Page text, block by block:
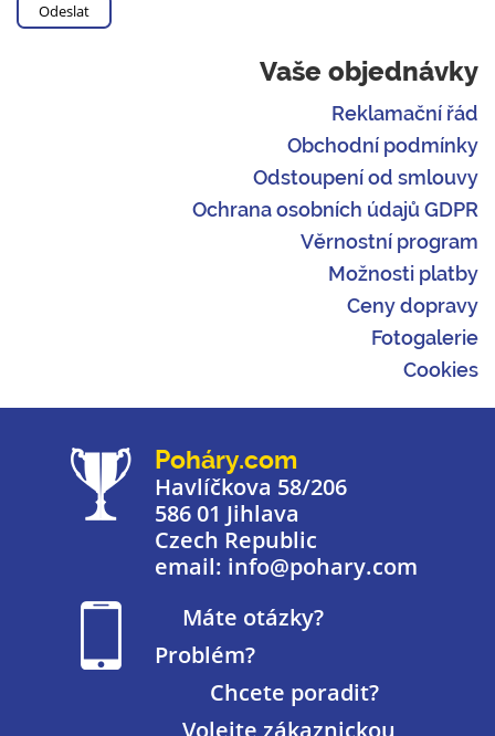
Vaše objednávky
Reklamační řád
Obchodní podmínky
Odstoupení od smlouvy
Ochrana osobních údajů GDPR
Věrnostní program
Možnosti platby
Ceny dopravy
Fotogalerie
Cookies
Poháry.com
Havlíčkova 58/206
586 01 Jihlava
Czech Republic
email: info@pohary.com
Máte otázky?
Problém?
Chcete poradit?
Volejte zákaznickou